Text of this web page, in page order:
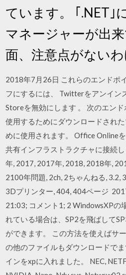
ています。 ｢.NET｣
マネージャーが出
面、注意点がない
2018年7月26日 これらのエンドポ
フにするには、 Twitterをアンイ
Storeを無効にします 。 次のエン
使用するためにダウンロードされ
めに使用されます。 Office Online
共有インフラストラクチャに接続
年, 2017, 2017年, 2018, 2018年,
2100年問題, 2ch, 2ちゃんねる, 3.2,
3Dプリンター, 404, 404ページ
21:03; コメント1; 2 WindowsXPの
れている場合は、SP2を飛ばして
ができます。 この方法を使えばサ
の他のファイルもダウンロードで
インをxpに入れました。 NEC,